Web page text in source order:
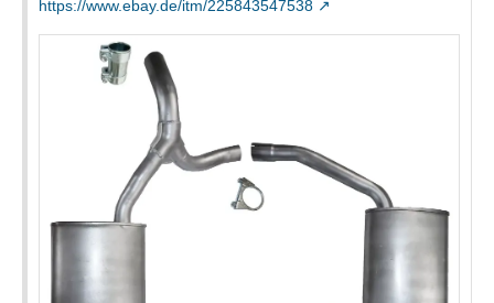
https://www.ebay.de/itm/225843547538